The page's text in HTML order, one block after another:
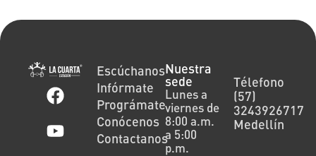
Escúchanos
Infórmate
Prográmate
Conócenos
Contactanos
Nuestra
sede
Lunes a
viernes de
8:00 a.m.
a 5:00
p.m.
Télefono
(57)
3243926717
Medellín